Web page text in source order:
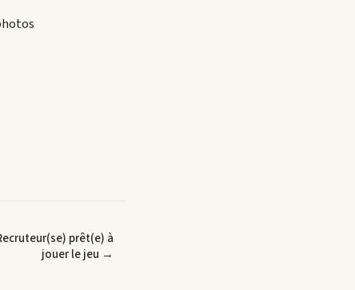
prêt(e) à
jouer le jeu →